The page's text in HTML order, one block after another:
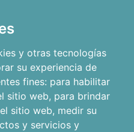
y otras tecnologías
su experiencia de
fines: para habilitar
sitio web, para brindar
sitio web, medir su
y servicios y